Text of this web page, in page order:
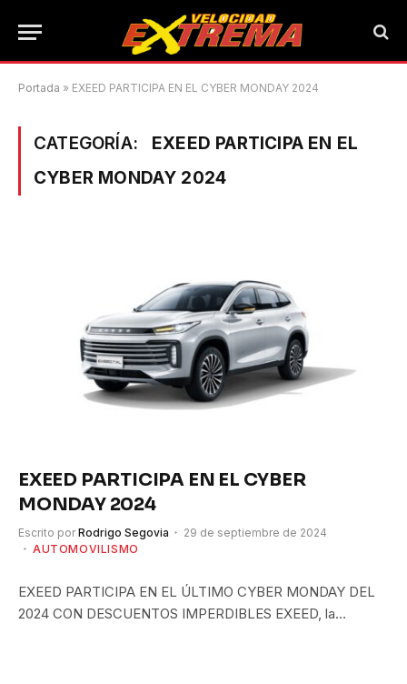
Portada » EXEED PARTICIPA EN EL CYBER MONDAY 2024
CATEGORÍA:
EXEED PARTICIPA EN EL
CYBER MONDAY 2024
EXEED PARTICIPA EN EL CYBER
MONDAY 2024
Escrito por Rodrigo Segovia
29 de septiembre de 2024
AUTOMOVILISMO
EXEED PARTICIPA EN EL ÚLTIMO CYBER MONDAY DEL
2024 CON DESCUENTOS IMPERDIBLES EXEED, la…